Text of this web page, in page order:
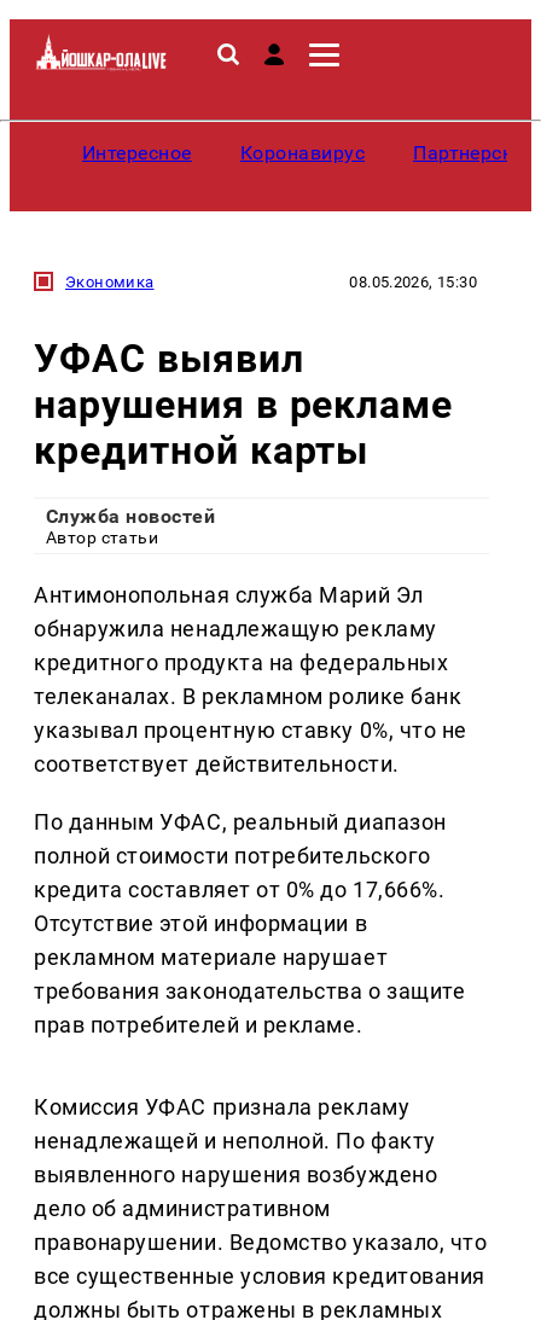
Интересное Коронавирус
Экономика 08.05.2026, 15:30
УФАС выявил
нарушения в рекламе
кредитной карты
Служба новостей
Автор статьи
Антимонопольная служба Марий Эл
обнаружила ненадлежащую рекламу
кредитного продукта на федеральных
телеканалах. В рекламном ролике банк
указывал процентную ставку 0%, что не
соответствует действительности.
По данным УФАС, реальный диапазон
полной стоимости потребительского
кредита составляет от 0% до 17,666%.
Отсутствие этой информации в
рекламном материале нарушает
требования законодательства о защите
прав потребителей и рекламе.
Комиссия УФАС признала рекламу
ненадлежащей и неполной. По факту
выявленного нарушения возбуждено
дело об административном
правонарушении. Ведомство указало, что
все существенные условия кредитования
должны быть отражены в рекламных